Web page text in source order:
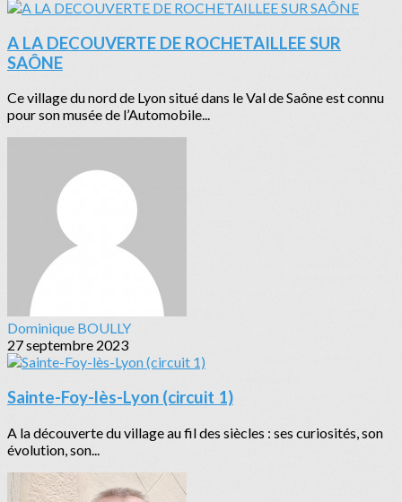
A LA DECOUVERTE DE ROCHETAILLEE SUR
SAÔNE
Ce village du nord de Lyon situé dans le Val de Saône est connu
pour son musée de l’Automobile...
Dominique BOULLY
27 septembre 2023
Sainte-Foy-lès-Lyon (circuit 1)
A la découverte du village au fil des siècles : ses curiosités, son
évolution, son...